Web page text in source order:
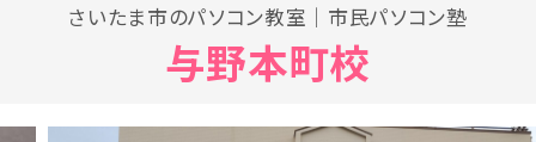
さいたま市のパソコン教室｜市民パソコン塾
与野本町校